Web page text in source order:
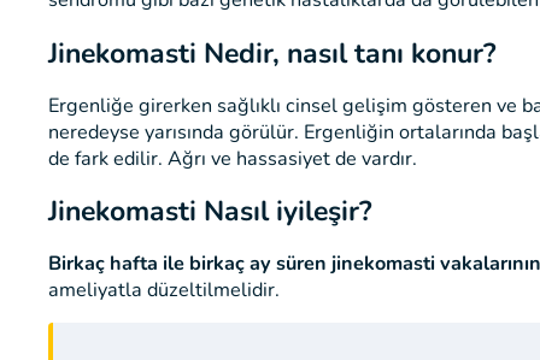
Jinekomasti Nedir, nasıl tanı konur?
Ergenliğe girerken sağlıklı cinsel gelişim gösteren ve
neredeyse yarısında görülür. Ergenliğin ortalarında
de fark edilir. Ağrı ve hassasiyet de vardır.
Jinekomasti Nasıl iyileşir?
Birkaç hafta ile birkaç ay süren jinekomasti
ameliyatla düzeltilmelidir.